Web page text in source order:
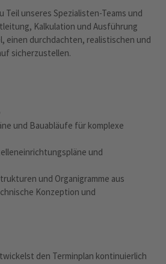
Teil unseres Spezialisten-Teams und
Kalkulation und Ausführung
einen durchdachten, realistischen und
sicherzustellen.
und Bauabläufe für komplexe
und
und Organigramme aus
Konzeption und
den Terminplan kontinuierlich